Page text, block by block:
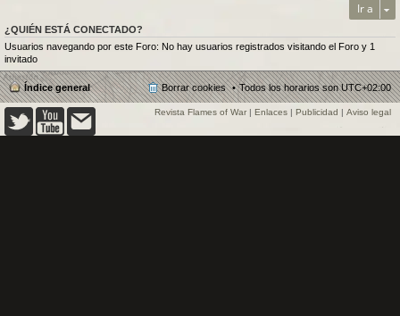
Ir a
¿QUIÉN ESTÁ CONECTADO?
Usuarios navegando por este Foro: No hay usuarios registrados visitando el Foro y 1
invitado
Índice general Todos los horarios sonUTC+02:00
Borrar cookies
Revista Flames of War | Enlaces | Publicidad | Aviso legal